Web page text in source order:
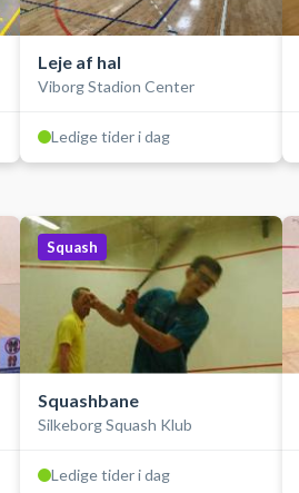
Leje af hal
Viborg Stadion Center
Ledige tider i dag
Squash
Squashbane
Silkeborg Squash Klub
Ledige tider i dag